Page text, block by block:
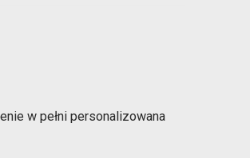
w pełni personalizowana